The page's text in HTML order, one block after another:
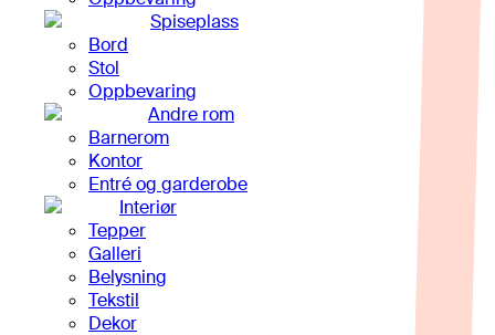
Spiseplass
Bord
Stol
Oppbevaring
Andre rom
Barnerom
Kontor
Entré og garderobe
Interiør
Tepper
Galleri
Belysning
Tekstil
Dekor